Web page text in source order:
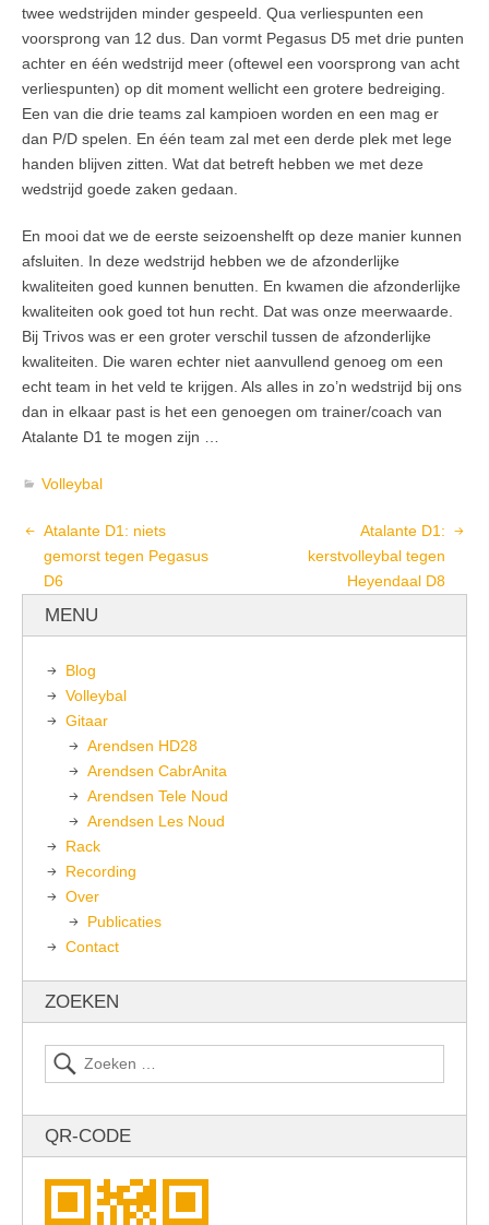
twee wedstrijden minder gespeeld. Qua verliespunten een
voorsprong van 12 dus. Dan vormt Pegasus D5 met drie punten
achter en één wedstrijd meer (oftewel een voorsprong van acht
verliespunten) op dit moment wellicht een grotere bedreiging.
Een van die drie teams zal kampioen worden en een mag er
dan P/D spelen. En één team zal met een derde plek met lege
handen blijven zitten. Wat dat betreft hebben we met deze
wedstrijd goede zaken gedaan.
En mooi dat we de eerste seizoenshelft op deze manier kunnen
afsluiten. In deze wedstrijd hebben we de afzonderlijke
kwaliteiten goed kunnen benutten. En kwamen die afzonderlijke
kwaliteiten ook goed tot hun recht. Dat was onze meerwaarde.
Bij Trivos was er een groter verschil tussen de afzonderlijke
kwaliteiten. Die waren echter niet aanvullend genoeg om een
echt team in het veld te krijgen. Als alles in zo’n wedstrijd bij ons
dan in elkaar past is het een genoegen om trainer/coach van
Atalante D1 te mogen zijn …
Volleybal
Atalante D1: niets
gemorst tegen Pegasus
D6
Atalante D1:
kerstvolleybal tegen
Heyendaal D8
MENU
Blog
Volleybal
Gitaar
Arendsen HD28
Arendsen CabrAnita
Arendsen Tele Noud
Arendsen Les Noud
Rack
Recording
Over
Publicaties
Contact
ZOEKEN
QR-CODE